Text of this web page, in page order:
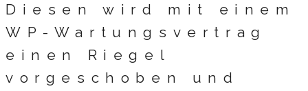
Diesen wird mit einem
WP-Wartungsvertrag
einen Riegel
vorgeschoben und